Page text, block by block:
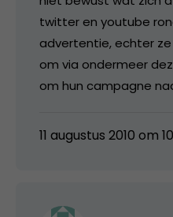
twitter en youtube
advertentie, echter
om via ondermeer
om hun campagne
11 augustus 2010 om